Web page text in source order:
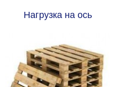
Нагрузка на ось